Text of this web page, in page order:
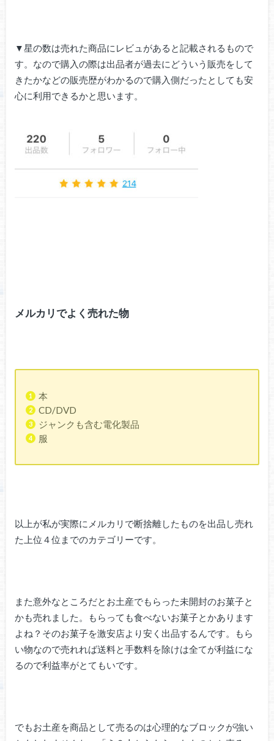
▼星の数は売れた商品にレビュがあると記載されるもので
す。なので購入の際は出品者が過去にどういう販売をして
きたかなどの販売歴がわかるので購入側だったとしても安
心に利用できるかと思います。
メルカリでよく売れた物
本
CD/DVD
ジャンクも含む電化製品
服
以上が私が実際にメルカリで断捨離したものを出品し売れ
た上位４位までのカテゴリーです。
また意外なところだとお土産でもらった未開封のお菓子と
かも売れました。もらっても食べないお菓子とかあります
よね？そのお菓子を激安店より安く出品するんです。もら
い物なので売れれば送料と手数料を除けは全てが利益にな
るので利益率がとてもいです。
でもお土産を商品として売るのは心理的なブロックが強い